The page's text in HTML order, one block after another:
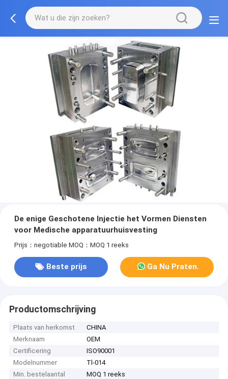
De enige Geschotene Injectie het Vormen Diensten
voor Medische apparatuurhuisvesting
Prijs：negotiable MOQ：MOQ 1 reeks
Beste prijs Ga Nu Praten.
Productomschrijving
Plaats van herkomst
CHINA
Merknaam
OEM
Certificering
ISO90001
Modelnummer
Tl-014
Min. bestelaantal
MOQ 1 reeks